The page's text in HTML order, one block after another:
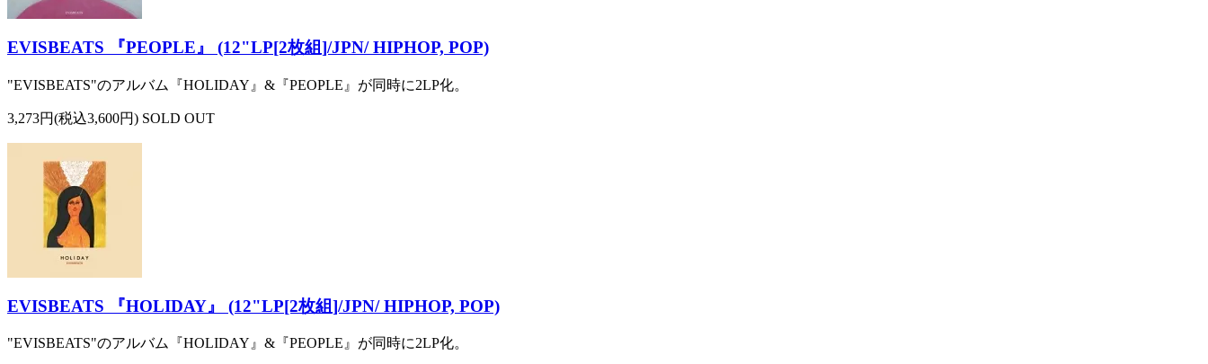
EVISBEATS 『PEOPLE』 (12"LP[2枚組]/JPN/ HIPHOP, POP)
"EVISBEATS"のアルバム『HOLIDAY』&『PEOPLE』が同時に2LP化。
3,273円(税込3,600円) SOLD OUT
EVISBEATS 『HOLIDAY』 (12"LP[2枚組]/JPN/ HIPHOP, POP)
"EVISBEATS"のアルバム『HOLIDAY』&『PEOPLE』が同時に2LP化。